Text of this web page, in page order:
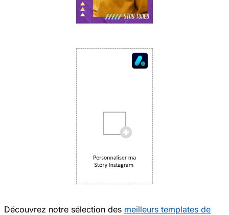
Découvrez notre sélection des meilleurs templates de